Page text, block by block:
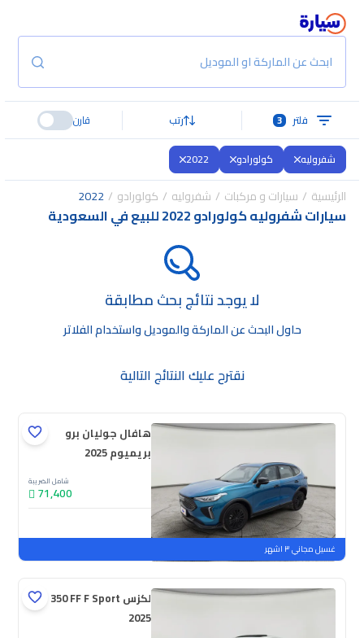
ابحث عن الماركة او الموديل
فلتر 3 رتب قارن
شفروليه كولورادو 2022
الرئيسية سيارات و مركبات شفروليه كولورادو 2022
سيارات شفروليه كولورادو 2022 للبيع في السعودية
لا يوجد نتائج بحث مطابقة
حاول البحث عن الماركة والموديل واستخدام الفلاتر
نقترح عليك النتائج التالية
هافال جوليان برو
بريميوم 2025
شامل الضريبة
71,400
جديدة
ملوحة
غسيل مجاني ٣ اشهر
لكزس ES 350 FF F Sport
2025